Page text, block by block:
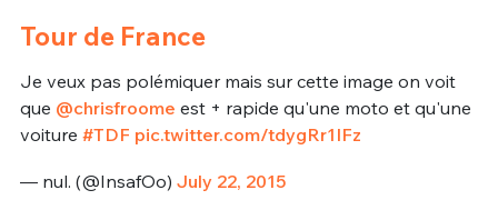
Tour de France
Je veux pas polémiquer mais sur cette image on voit
que @chrisfroome est + rapide qu'une moto et qu'une
voiture #TDF pic.twitter.com/tdygRr1IFz
— nul. (@InsafOo) July 22, 2015